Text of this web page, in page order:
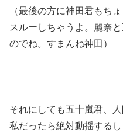
（最後の方に神田君もち
スルーしちゃうよ。麗奈
のでね。すまんね神田）
それにしても五十嵐君、
私だったら絶対動揺する